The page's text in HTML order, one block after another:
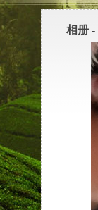
相册 -